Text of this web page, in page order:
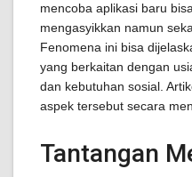
mencoba aplikasi baru
mengasyikkan namun
Fenomena ini bisa
yang berkaitan dengan
dan kebutuhan sosial.
aspek tersebut secara
Tantangan